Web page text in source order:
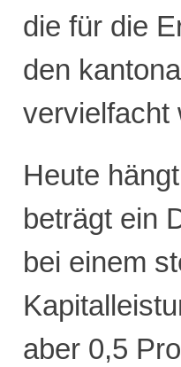
die für die
den
vervielfacht
Heute
beträgt ein
bei einem
aber 0,5